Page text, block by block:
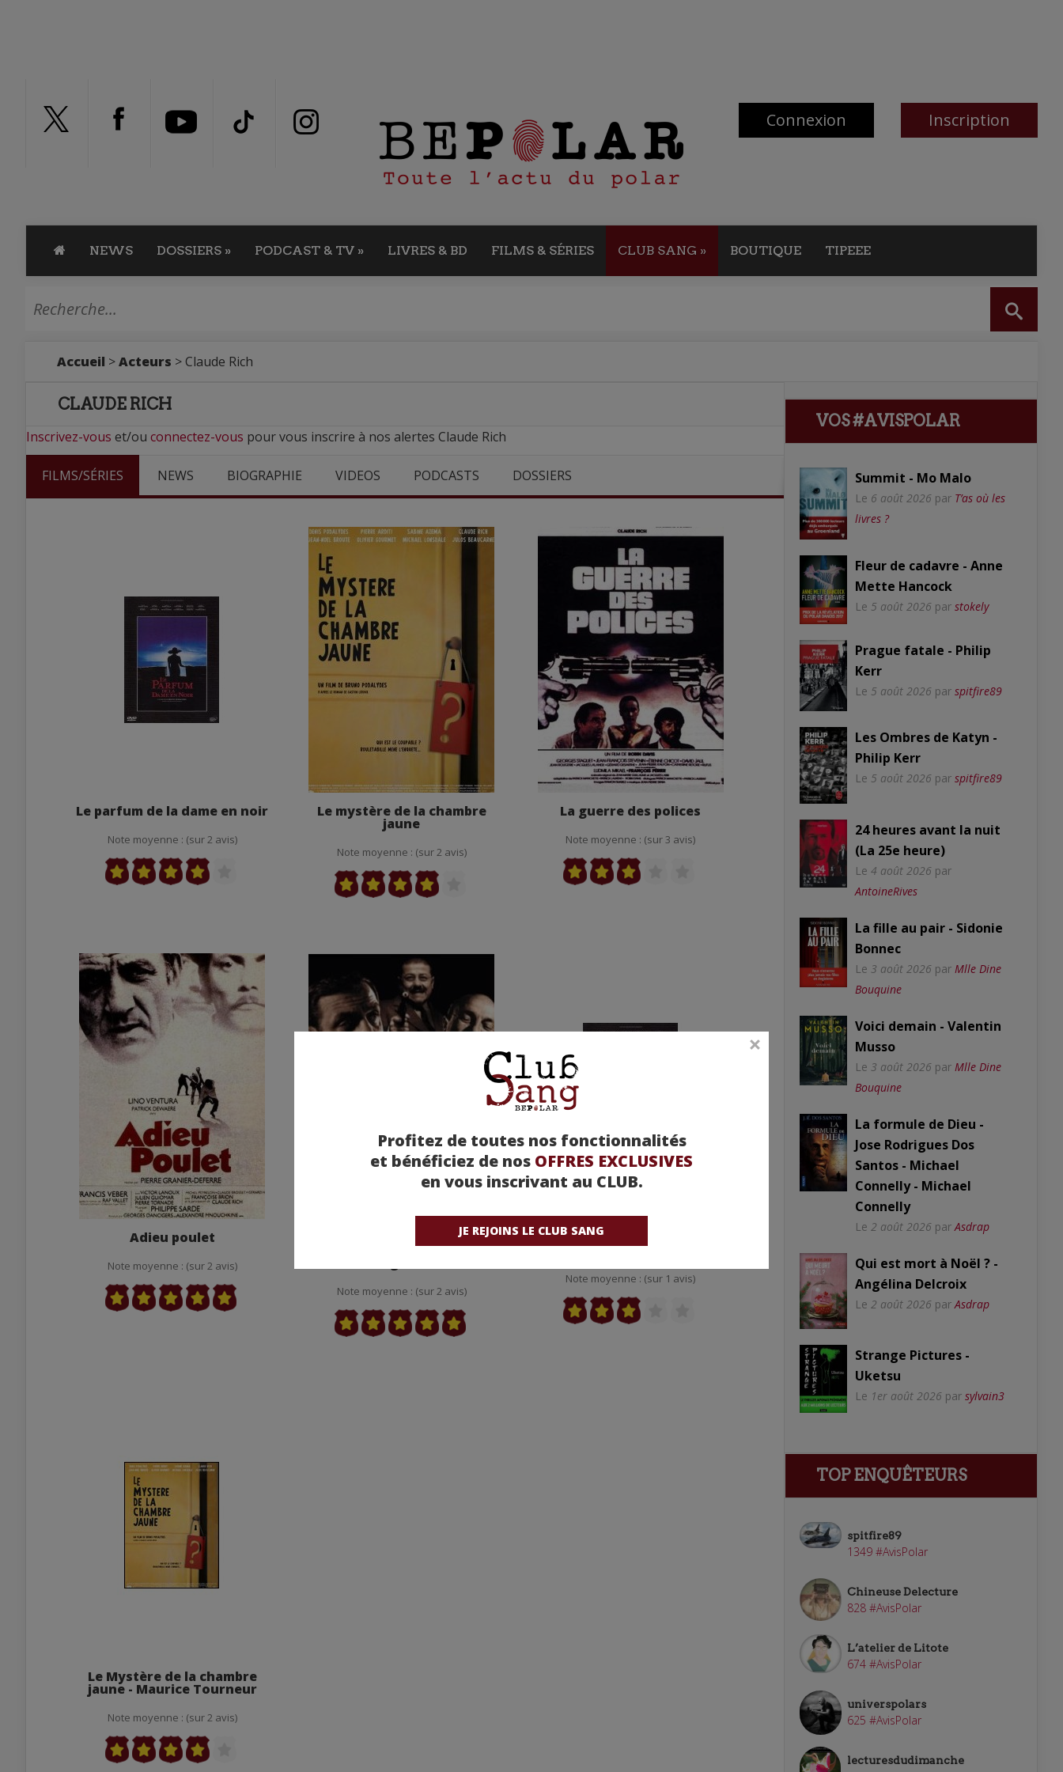
Connexion Inscription
NEWS DOSSIERS » PODCAST & TV » LIVRES & BD FILMS & SÉRIES CLUB SANG » BOUTIQUE TIPEEE
Profitez de toutes nos fonctionnalités
et bénéficiez de nos OFFRES EXCLUSIVES
en vous inscrivant au CLUB.
JE REJOINS LE CLUB SANG
Accueil >Acteurs > Claude Rich
CLAUDE RICH
Inscrivez-vous et/ou connectez-vous pour vous inscrire à nos alertes Claude Rich
FILMS/SÉRIES NEWS BIOGRAPHIE VIDEOS PODCASTS DOSSIERS
Le parfum de la dame en noir
Note moyenne : (sur 2 avis)
Le mystère de la chambre
jaune
Note moyenne : (sur 2 avis)
La guerre des polices
Note moyenne : (sur 3 avis)
Adieu poulet
Note moyenne : (sur 2 avis)
Trois bonnes raisons de voir
ou revoir Les Tontons
Note moyenne : (sur 2 avis)
Le Parfum de la dame en noir
- Marcel L’Herbier
Note moyenne : (sur 1 avis)
Le Mystère de la chambre
jaune - Maurice Tourneur
Note moyenne : (sur 2 avis)
VOS #AVISPOLAR
Summit - Mo Malo
Le 6 août 2026 par T’as où les
livres ?
Fleur de cadavre - Anne
Mette Hancock
Le 5 août 2026 par stokely
Prague fatale - Philip
Kerr
Le 5 août 2026 par spitfire89
Les Ombres de Katyn -
Philip Kerr
Le 5 août 2026 par spitfire89
24 heures avant la nuit
(La 25e heure)
Le 4 août 2026 par
AntoineRives
La fille au pair - Sidonie
Bonnec
Le 3 août 2026 par Mlle Dine
Bouquine
Voici demain - Valentin
Musso
Le 3 août 2026 par Mlle Dine
Bouquine
La formule de Dieu -
Jose Rodrigues Dos
Santos - Michael
Connelly - Michael
Connelly
Le 2 août 2026 par Asdrap
Qui est mort à Noël ? -
Angélina Delcroix
Le 2 août 2026 par Asdrap
Strange Pictures -
Uketsu
Le 1er août 2026 par sylvain3
TOP ENQUÊTEURS
spitfire89
1349 #AvisPolar
Chineuse Delecture
828 #AvisPolar
L’atelier de Litote
674 #AvisPolar
universpolars
625 #AvisPolar
lecturesdudimanche